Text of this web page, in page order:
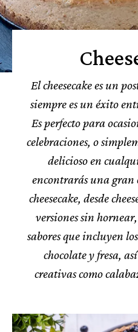
El cheesecake es un
siempre es un éxito
Es perfecto para
celebraciones, o
delicioso en
encontrarás una gran
cheesecake, desde
versiones sin
sabores que incluyen
chocolate y fresa,
creativas como